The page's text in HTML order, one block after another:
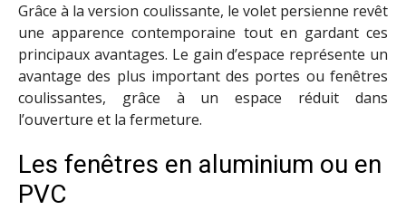
Grâce à la version coulissante, le volet persienne revêt
une apparence contemporaine tout en gardant ces
principaux avantages. Le gain d’espace représente un
avantage des plus important des portes ou fenêtres
coulissantes, grâce à un espace réduit dans
l’ouverture et la fermeture.
Les fenêtres en aluminium ou en
PVC